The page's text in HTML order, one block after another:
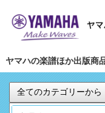
ヤマハの楽譜ほか出版商